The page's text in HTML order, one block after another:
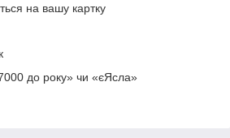
на вашу картку
до року» чи «єЯсла»